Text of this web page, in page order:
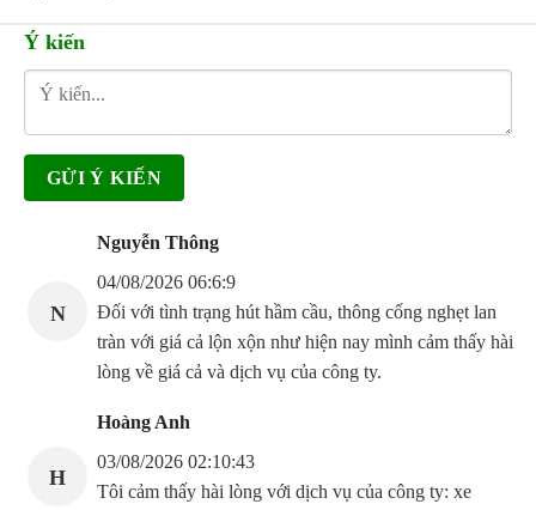
Ý kiến
N
Nguyễn Thông
04/08/2026 06:6:9
Đối với tình trạng hút hầm cầu, thông cống nghẹt lan
tràn với giá cả lộn xộn như hiện nay mình cảm thấy hài
lòng về giá cả và dịch vụ của công ty.
H
Hoàng Anh
03/08/2026 02:10:43
Tôi cảm thấy hài lòng với dịch vụ của công ty: xe